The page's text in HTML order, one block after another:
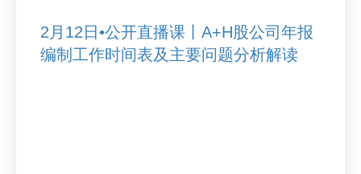
2月12日•公开直播课丨A+H股公司年报
编制工作时间表及主要问题分析解读